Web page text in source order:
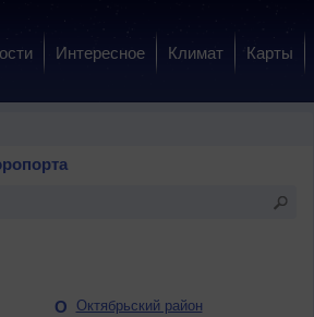
Интересное Климат Карты
О Октябрьский район